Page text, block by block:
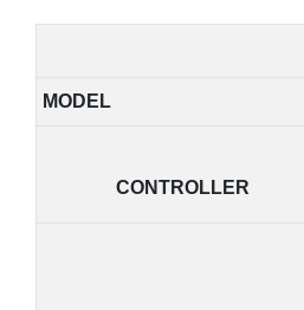
MODEL
CONTROLLER